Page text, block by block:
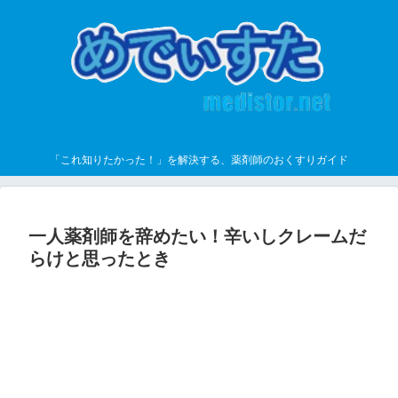
「これ知りたかった！」を解決する、薬剤師のおくすりガイド
一人薬剤師を辞めたい！辛いしクレームだ
らけと思ったとき